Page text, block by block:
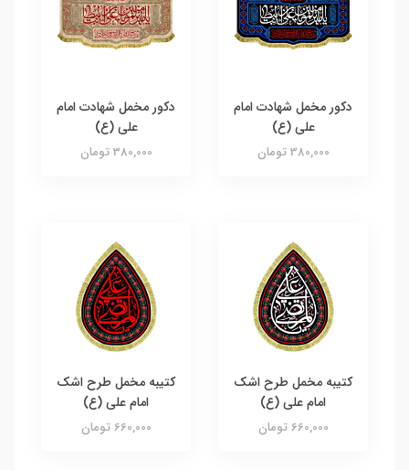
دکور مخمل شهادت امام
علی (ع)
380,000 تومان
دکور مخمل شهادت امام
علی (ع)
380,000 تومان
کتیبه مخمل طرح اشک
امام علی (ع)
660,000 تومان
کتیبه مخمل طرح اشک
امام علی (ع)
660,000 تومان